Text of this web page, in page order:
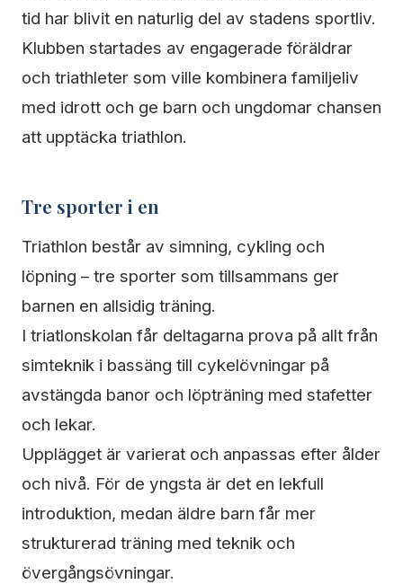
tid har blivit en naturlig del av stadens sportliv.
Klubben startades av engagerade föräldrar
och triathleter som ville kombinera familjeliv
med idrott och ge barn och ungdomar chansen
att upptäcka triathlon.
Tre sporter i en
Triathlon består av simning, cykling och
löpning – tre sporter som tillsammans ger
barnen en allsidig träning.
I triatlonskolan får deltagarna prova på allt från
simteknik i bassäng till cykelövningar på
avstängda banor och löpträning med stafetter
och lekar.
Upplägget är varierat och anpassas efter ålder
och nivå. För de yngsta är det en lekfull
introduktion, medan äldre barn får mer
strukturerad träning med teknik och
övergångsövningar.